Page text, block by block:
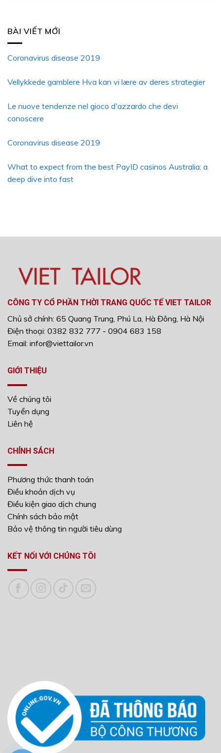
BÀI VIẾT MỚI
Coronavirus disease 2019
Vellykkede gamblere Hva kan vi lære av deres strategier
Le nuove tendenze nel gioco d'azzardo che devi
conoscere
Coronavirus disease 2019
What to expect from the best PayID casinos Australia: a
deep dive into fast
CÔNG TY CỔ PHẦN THỜI TRANG QUỐC TẾ VIET TAILOR
Chủ sở chính: 65 Quang Trung, Phú La, Hà Đông, Hà Nội
Điện thoại: 0382 832 777 - 0904 683 158
Email: infor@viettailor.vn
GIỚI THIỆU
Về chúng tôi
Tuyển dụng
Liên hệ
CHÍNH SÁCH
Phương thức thanh toán
Điều khoản dịch vụ
Điều kiện giao dịch chung
Chính sách bảo mật
Bảo vệ thông tin người tiêu dùng
KẾT NỐI VỚI CHÚNG TÔI